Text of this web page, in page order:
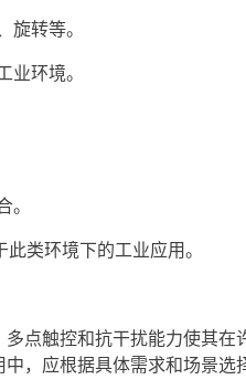
转等。
环境。
类环境下的工业应用。
触控和抗干扰能力使其在
，应根据具体需求和场景选